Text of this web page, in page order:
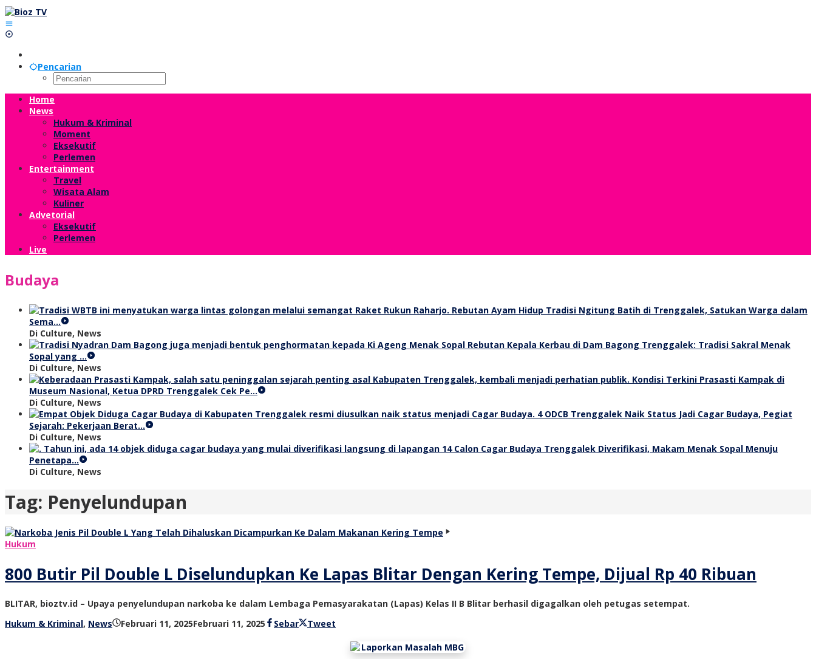
Lewati
ke
konten
Pencarian
Home
News
Hukum & Kriminal
Moment
Eksekutif
Perlemen
Entertainment
Travel
Wisata Alam
Kuliner
Advetorial
Eksekutif
Perlemen
Live
Budaya
Rebutan Ayam Hidup Tradisi Ngitung Batih di Trenggalek, Satukan Warga dalam
Sema…
Di Culture, News
Rebutan Kepala Kerbau di Dam Bagong Trenggalek: Tradisi Sakral Menak
Sopal yang …
Di Culture, News
Kondisi Terkini Prasasti Kampak di
Museum Nasional, Ketua DPRD Trenggalek Cek Pe…
Di Culture, News
4 ODCB Trenggalek Naik Status Jadi Cagar Budaya, Pegiat
Sejarah: Pekerjaan Berat…
Di Culture, News
14 Calon Cagar Budaya Trenggalek Diverifikasi, Makam Menak Sopal Menuju
Penetapa…
Di Culture, News
Tag: Penyelundupan
Hukum
800 Butir Pil Double L Diselundupkan Ke Lapas Blitar Dengan Kering Tempe, Dijual Rp 40 Ribuan
BLITAR, bioztv.id – Upaya penyelundupan narkoba ke dalam Lembaga Pemasyarakatan (Lapas) Kelas II B Blitar berhasil digagalkan oleh petugas setempat.
Hukum & Kriminal, News Februari 11, 2025Februari 11, 2025 olehSebar Tweet